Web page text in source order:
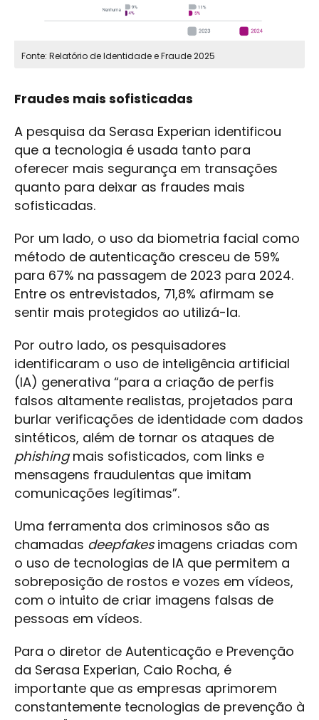
Fonte: Relatório de Identidade e Fraude 2025
Fraudes mais sofisticadas
A pesquisa da Serasa Experian identificou
que a tecnologia é usada tanto para
oferecer mais segurança em transações
quanto para deixar as fraudes mais
sofisticadas.
Por um lado, o uso da biometria facial como
método de autenticação cresceu de 59%
para 67% na passagem de 2023 para 2024.
Entre os entrevistados, 71,8% afirmam se
sentir mais protegidos ao utilizá-la.
Por outro lado, os pesquisadores
identificaram o uso de inteligência artificial
(IA) generativa “para a criação de perfis
falsos altamente realistas, projetados para
burlar verificações de identidade com dados
sintéticos, além de tornar os ataques de
phishingmais sofisticados, com links e
mensagens fraudulentas que imitam
comunicações legítimas”.
Uma ferramenta dos criminosos são as
chamadas deepfakesimagens criadas com
o uso de tecnologias de IA que permitem a
sobreposição de rostos e vozes em vídeos,
com o intuito de criar imagens falsas de
pessoas em vídeos.
Para o diretor de Autenticação e Prevenção
da Serasa Experian, Caio Rocha, é
importante que as empresas aprimorem
constantemente tecnologias de prevenção à